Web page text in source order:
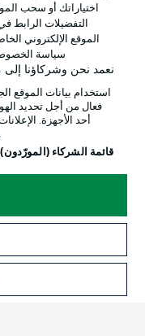
Official Partners
شروط الاستخدام
اختياراتك أو سحب
التفضيلات الرابط
الموقع الإلكتروني
سياسة
نعمد نحن وشركاؤنا إلى
استخدام بيانات
فعال من أجل تحديد
أحد الأجهزة.
قائمة الشركاء (المورّدون)